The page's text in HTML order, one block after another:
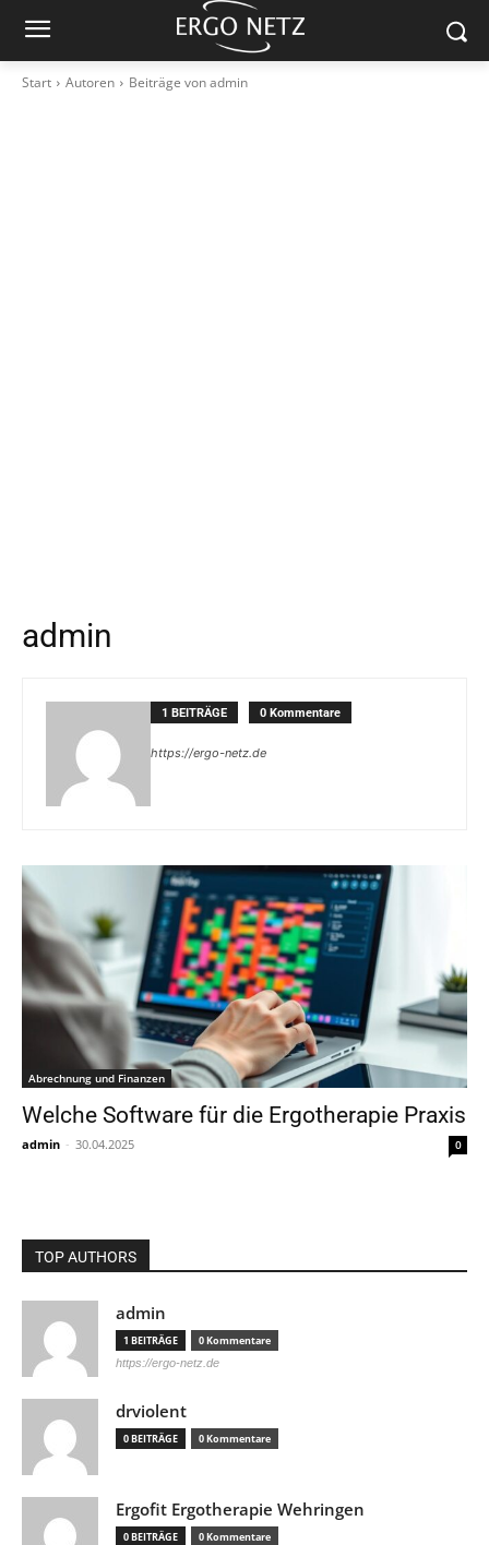
Start Autoren Beiträge von admin
admin
1 BEITRÄGE 0 Kommentare
https://ergo-netz.de
Abrechnung und Finanzen
Welche Software für die Ergotherapie Praxis
admin - 30.04.2025 0
TOP AUTHORS
admin
1 BEITRÄGE 0 Kommentare
https://ergo-netz.de
drviolent
0 BEITRÄGE 0 Kommentare
Ergofit Ergotherapie Wehringen
0 BEITRÄGE 0 Kommentare